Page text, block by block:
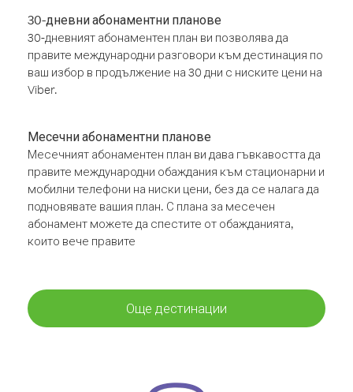
30-дневни абонаментни планове
30-дневният абонаментен план ви позволява да
правите международни разговори към дестинация по
ваш избор в продължение на 30 дни с ниските цени на
Viber.
Месечни абонаментни планове
Месечният абонаментен план ви дава гъвкавостта да
правите международни обаждания към стационарни и
мобилни телефони на ниски цени, без да се налага да
подновявате вашия план. С плана за месечен
абонамент можете да спестите от обажданията,
които вече правите
Още дестинации